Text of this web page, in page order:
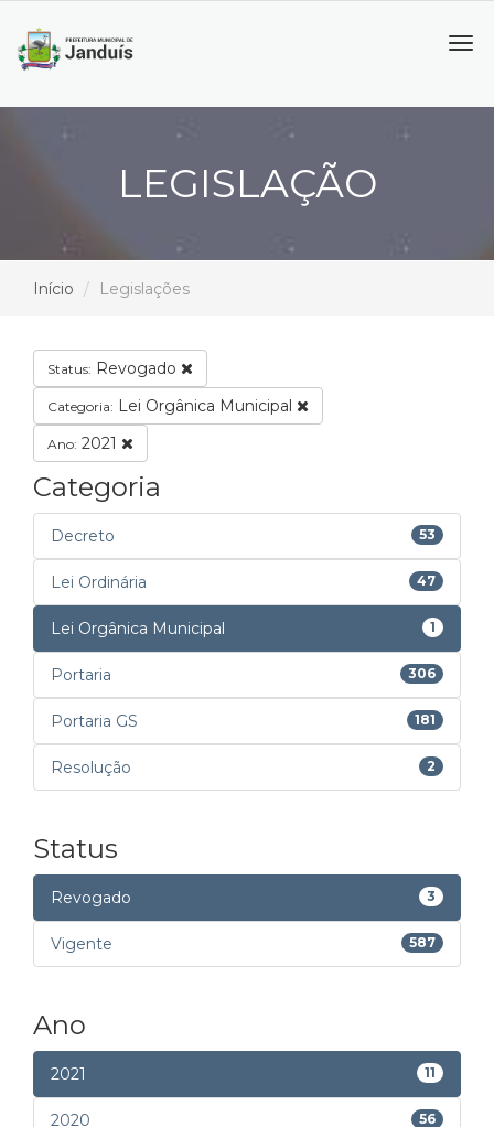
LEGISLAÇÃO
Início Legislações
Status: Revogado
Categoria: Lei Orgânica Municipal
Ano: 2021
Categoria
Decreto 53
Lei Ordinária 47
Lei Orgânica Municipal 1
Portaria 306
Portaria GS 181
Resolução 2
Status
Revogado 3
Vigente 587
Ano
2021 11
2020 56